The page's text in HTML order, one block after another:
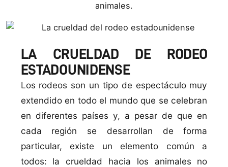
animales.
LA CRUELDAD DE RODEO
ESTADOUNIDENSE
Los rodeos son un tipo de espectáculo muy
extendido en todo el mundo que se celebran
en diferentes paí­ses y, a pesar de que en
cada región se desarrollan de forma
particular, existe un elemento común a
todos: la crueldad hacia los animales no